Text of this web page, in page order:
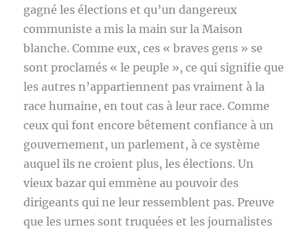
gagné les élections et qu’un dangereux
communiste a mis la main sur la Maison
blanche. Comme eux, ces « braves gens » se
sont proclamés « le peuple », ce qui signifie que
les autres n’appartiennent pas vraiment à la
race humaine, en tout cas à leur race. Comme
ceux qui font encore bêtement confiance à un
gouvernement, un parlement, à ce système
auquel ils ne croient plus, les élections. Un
vieux bazar qui emmène au pouvoir des
dirigeants qui ne leur ressemblent pas. Preuve
que les urnes sont truquées et les journalistes